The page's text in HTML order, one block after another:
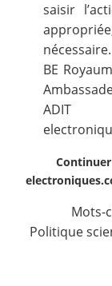
saisir
BE
ADIT
Mots-
Politique